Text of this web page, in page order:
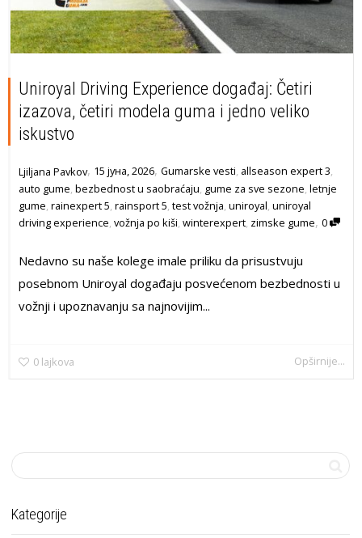
Uniroyal Driving Experience događaj: Četiri
izazova, četiri modela guma i jedno veliko
iskustvo
Ljiljana Pavkov, 15 јуна, 2026, Gumarske vesti, allseason expert 3,
auto gume, bezbednost u saobraćaju, gume za sve sezone, letnje
gume, rainexpert 5, rainsport 5, test vožnja, uniroyal, uniroyal
driving experience, vožnja po kiši, winterexpert, zimske gume, 0
Nedavno su naše kolege imale priliku da prisustvuju
posebnom Uniroyal događaju posvećenom bezbednosti u
vožnji i upoznavanju sa najnovijim...
0 lajkova Opširnije...
Kategorije